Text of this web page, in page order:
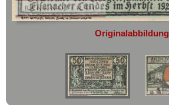
Übersichtsbild Ihrer Banknoten an
info@banknoten.de.
Weitere Informationen zum Ankauf
Eisenberg
Eisfeld
Elgersburg
Elmshorn
Australien & Ozeanien
Originalabbildung